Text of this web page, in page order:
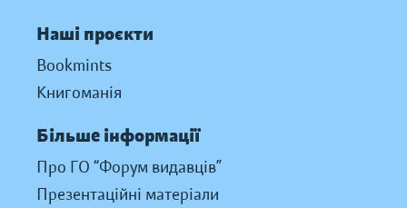
Наші проєкти
Bookmints
Книгоманія
Більше інформації
Про ГО “Форум видавців”
Презентаційні матеріали